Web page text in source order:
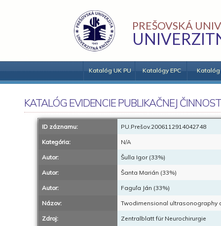
PREŠOVSKÁ
Katalóg UK PU Katalógy EPC Katalóg
KATALÓG EVIDENCIE PUBLIKAČNEJ
ID záznamu: PU.Prešov.2006112914042748
Kategória: N/A
Autor: Šulla Igor (33%)
Autor: Šanta Marián (33%)
Autor: Faguľa Ján (33%)
Názov: Twodimensional ultrasonography
Zdroj: Zentralblatt für Neurochirurgie